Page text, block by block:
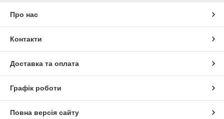
Про нас
Контакти
Доставка та оплата
Графік роботи
Повна версія сайту